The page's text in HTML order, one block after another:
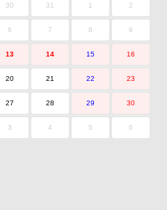
30 31 1 2
6 7 8 9
13 14 15 16
20 21 22 23
27 28 29 30
3 4 5 6